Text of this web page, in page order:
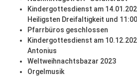
Kindergottesdienst am
Heiligsten Dreifaltigkeit und
Pfarrbüros geschlossen
Kindergottesdienst am
Antonius
Weltweihnachtsbazar 2023
Orgelmusik